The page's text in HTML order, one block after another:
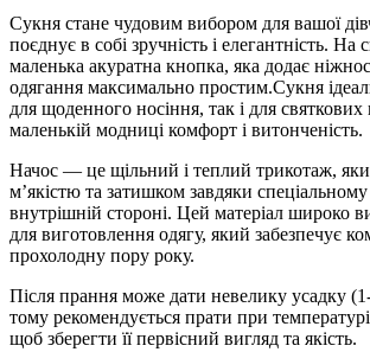
Сукня стане чудовим вибором для вашої
поєднує в собі зручність і елегантність. На
маленька акуратна кнопка, яка додає
одягання максимально простим.Сукня
для щоденного носіння, так і для
маленькій модниці комфорт і витонченість.
Начос — це щільний і теплий трикотаж,
м’якістю та затишком завдяки
внутрішній стороні. Цей матеріал широко
для виготовлення одягу, який забезпечує
прохолодну пору року.
Після прання може дати невелику усадку
тому рекомендується прати при
щоб зберегти її первісний вигляд та якість.